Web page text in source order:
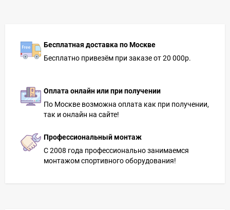
Бесплатная доставка по Москве
Бесплатно привезём при заказе от 20 000р.
Оплата онлайн или при получении
По Москве возможна оплата как при получении,
так и онлайн на сайте!
Профессиональный монтаж
С 2008 года профессионально занимаемся
монтажом спортивного оборудования!